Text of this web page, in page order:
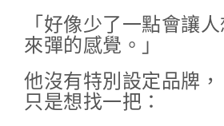
「好像少了一點會讓
來彈的感覺。」
他沒有特別設定品牌，
只是想找一把：